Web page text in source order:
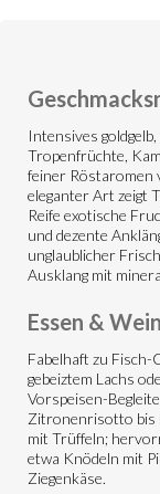
Intensives
Tropenfrüchte,
feiner Röstaromen
eleganter Art zeigt
Reife exotische
und dezente
unglaublicher
Ausklang mit
Essen & Wein
Fabelhaft zu
gebeiztem Lachs
Vorspeisen-
Zitronenrisotto bis
mit Trüffeln;
etwa Knödeln mit
Ziegenkäse.